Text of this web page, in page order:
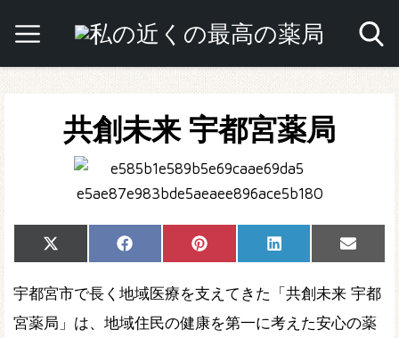
共創未来 宇都宮薬局
Share
on
X
(Twitter)
Share
on
Facebook Share
on
Pinterest Share
on
LinkedIn
Share
on
Email
宇都宮市で長く地域医療を支えてきた「共創未来 宇都
宮薬局」は、地域住民の健康を第一に考えた安心の薬